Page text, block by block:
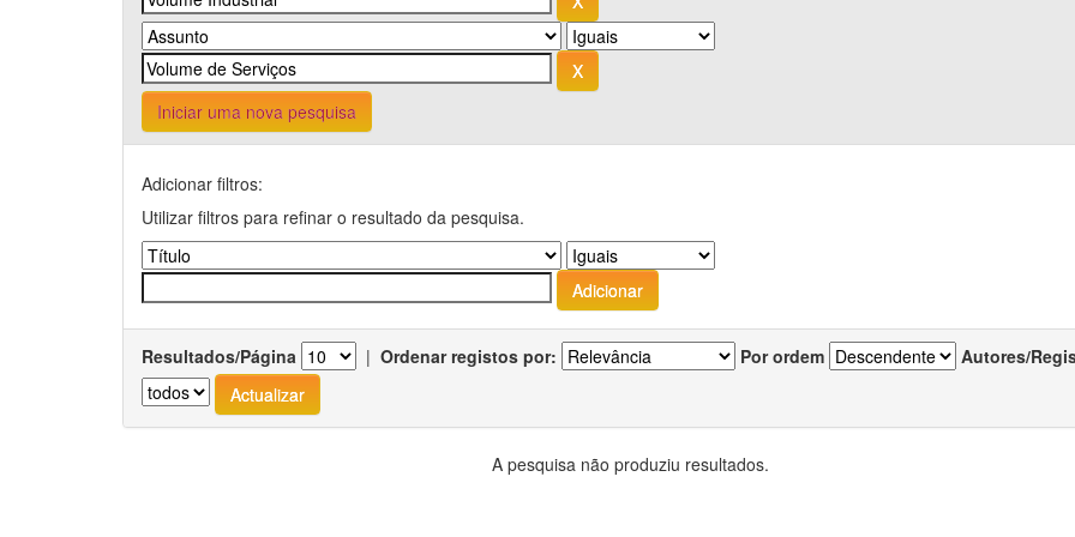
Iniciar uma nova pesquisa
Adicionar filtros:
Utilizar filtros para refinar o resultado da pesquisa.
Resultados/Página | Ordenar registos por: Por ordem Autores/
A pesquisa não produziu resultados.